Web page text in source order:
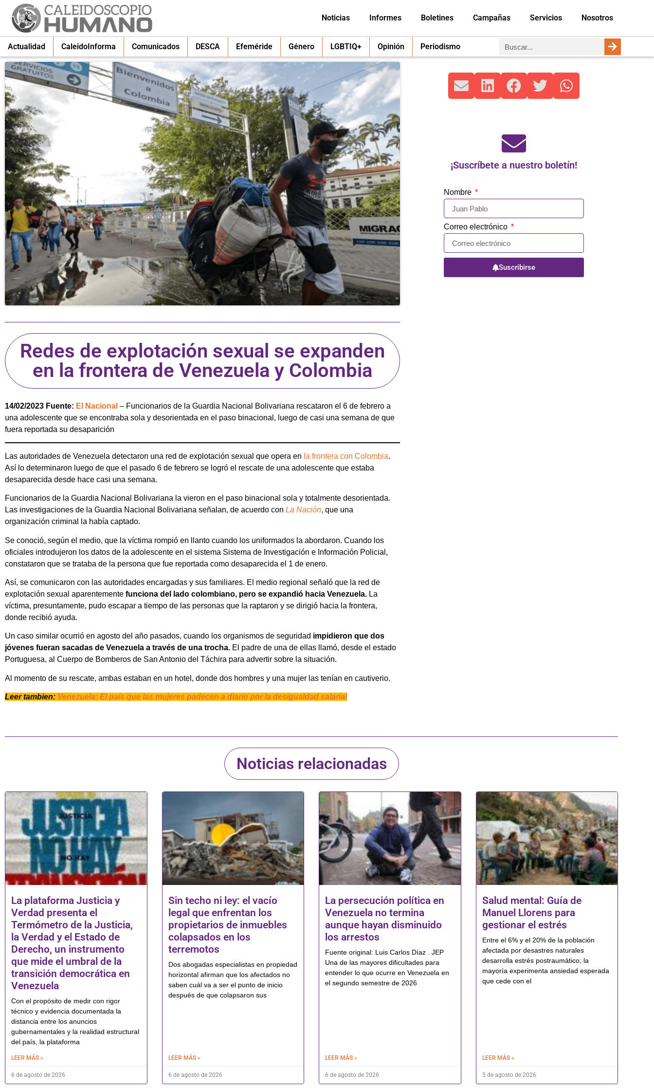
Noticias Informes Boletines Campañas Servicios Nosotros
Actualidad CaleidoInforma Comunicados DESCA Efeméride Género LGBTIQ+ Opinión Periodismo
Redes de explotación sexual se expanden
en la frontera de Venezuela y Colombia
14/02/2023 Fuente: El Nacional – Funcionarios de la Guardia Nacional Bolivariana rescataron el 6 de febrero a
una adolescente que se encontraba sola y desorientada en el paso binacional, luego de casi una semana de que
fuera reportada su desaparición
Las autoridades de Venezuela detectaron una red de explotación sexual que opera en la frontera con Colombia.
Así lo determinaron luego de que el pasado 6 de febrero se logró el rescate de una adolescente que estaba
desaparecida desde hace casi una semana.
Funcionarios de la Guardia Nacional Bolivariana la vieron en el paso binacional sola y totalmente desorientada.
Las investigaciones de la Guardia Nacional Bolivariana señalan, de acuerdo con La Nación, que una
organización criminal la había captado.
Se conoció, según el medio, que la víctima rompió en llanto cuando los uniformados la abordaron. Cuando los
oficiales introdujeron los datos de la adolescente en el sistema Sistema de Investigación e Información Policial,
constataron que se trataba de la persona que fue reportada como desaparecida el 1 de enero.
Así, se comunicaron con las autoridades encargadas y sus familiares. El medio regional señaló que la red de
explotación sexual aparentemente funciona del lado colombiano, pero se expandió hacia Venezuela. La
víctima, presuntamente, pudo escapar a tiempo de las personas que la raptaron y se dirigió hacia la frontera,
donde recibió ayuda.
Un caso similar ocurrió en agosto del año pasados, cuando los organismos de seguridad impidieron que dos
jóvenes fueran sacadas de Venezuela a través de una trocha. El padre de una de ellas llamó, desde el estado
Portuguesa, al Cuerpo de Bomberos de San Antonio del Táchira para advertir sobre la situación.
Al momento de su rescate, ambas estaban en un hotel, donde dos hombres y una mujer las tenían en cautiverio.
Leer tambien: Venezuela: El país que las mujeres padecen a diario por la desigualdad salarial
¡Suscríbete a nuestro boletín!
Nombre
Correo electrónico
Suscribirse
Noticias relacionadas
La plataforma Justicia y
Verdad presenta el
Termómetro de la Justicia,
la Verdad y el Estado de
Derecho, un instrumento
que mide el umbral de la
transición democrática en
Venezuela
Con el propósito de medir con rigor
técnico y evidencia documentada la
distancia entre los anuncios
gubernamentales y la realidad estructural
del país, la plataforma
LEER MÁS »
6 de agosto de 2026
Sin techo ni ley: el vacío
legal que enfrentan los
propietarios de inmuebles
colapsados en los
terremotos
Dos abogadas especialistas en propiedad
horizontal afirman que los afectados no
saben cuál va a ser el punto de inicio
después de que colapsaron sus
LEER MÁS »
6 de agosto de 2026
La persecución política en
Venezuela no termina
aunque hayan disminuido
los arrestos
Fuente original: Luis Carlos Díaz . JEP
Una de las mayores dificultades para
entender lo que ocurre en Venezuela en
el segundo semestre de 2026
LEER MÁS »
6 de agosto de 2026
Salud mental: Guía de
Manuel Llorens para
gestionar el estrés
Entre el 6% y el 20% de la población
afectada por desastres naturales
desarrolla estrés postraumático; la
mayoría experimenta ansiedad esperada
que cede con el
LEER MÁS »
5 de agosto de 2026